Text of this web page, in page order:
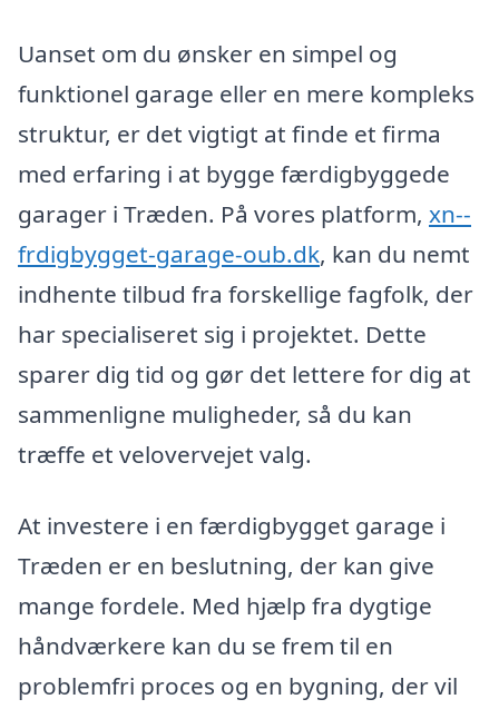
Uanset om du ønsker en simpel og
funktionel garage eller en mere kompleks
struktur, er det vigtigt at finde et firma
med erfaring i at bygge færdigbyggede
garager i Træden. På vores platform, xn--
frdigbygget-garage-oub.dk, kan du nemt
indhente tilbud fra forskellige fagfolk, der
har specialiseret sig i projektet. Dette
sparer dig tid og gør det lettere for dig at
sammenligne muligheder, så du kan
træffe et velovervejet valg.
At investere i en færdigbygget garage i
Træden er en beslutning, der kan give
mange fordele. Med hjælp fra dygtige
håndværkere kan du se frem til en
problemfri proces og en bygning, der vil